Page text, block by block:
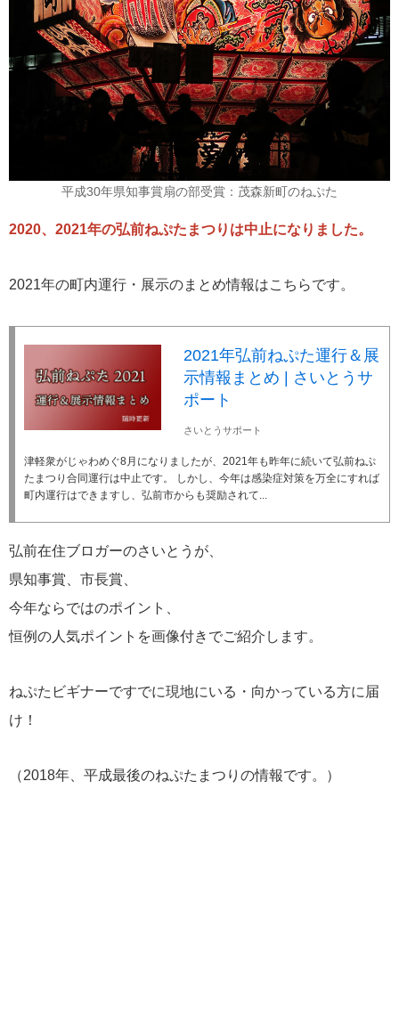
平成30年県知事賞扇の部受賞：茂森新町のねぷた
2020、2021年の弘前ねぷたまつりは中止になりました。
2021年の町内運行・展示のまとめ情報はこちらです。
2021年弘前ねぷた運行＆展
示情報まとめ | さいとうサ
ポート
さいとうサポート
津軽衆がじゃわめぐ8月になりましたが、2021年も昨年に続いて弘前ねぷ
たまつり合同運行は中止です。 しかし、今年は感染症対策を万全にすれば
町内運行はできますし、弘前市からも奨励されて...
弘前在住ブロガーのさいとうが、
県知事賞、市長賞、
今年ならではのポイント、
恒例の人気ポイントを画像付きでご紹介します。
ねぷたビギナーですでに現地にいる・向かっている方に届
け！
（2018年、平成最後のねぷたまつりの情報です。）